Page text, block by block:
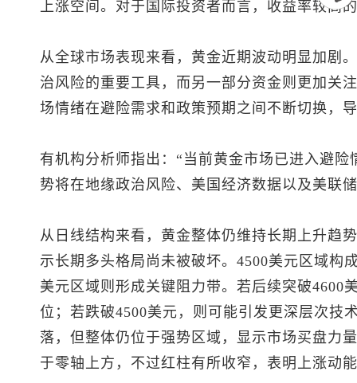
上涨空间。对于国际投资者而言，收益率较高
从全球市场表现来看，黄金近期波动明显加剧
治风险的重要工具，而另一部分资金则更加关
场情绪在避险需求和政策预期之间不断切换，
有机构分析师指出：“当前黄金市场已进入避
势将在地缘政治风险、美国经济数据以及美联
从日线结构来看，黄金整体仍维持长期上升趋
示长期多头格局尚未被破坏。4500美元区域构
美元区域则形成关键阻力带。若后续突破4600
位；若跌破4500美元，则可能引发更深层次技
落，但整体仍位于强势区域，显示市场买盘力
于零轴上方，不过红柱有所收窄，表明上涨动